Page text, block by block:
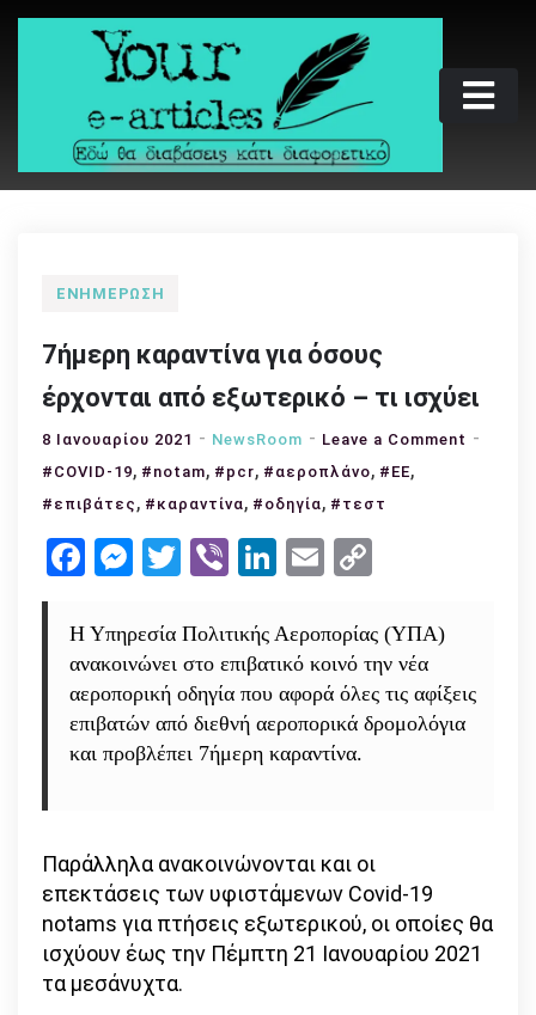
Skip
Your e-articles
Εδώ θα διαβάσεις κάτι διαφορετικό
ΕΝΗΜΈΡΩΣΗ
7ήμερη καραντίνα για όσους
έρχονται από εξωτερικό – τι ισχύει
8 Ιανουαρίου 2021 NewsRoom Leave a Comment on
τι
#COVID-19, #notam, #pcr, #αεροπλάνο, #ΕΕ,
#επιβάτες , #καραντίνα, #οδηγία, #τεστ
Facebook
Messenger
Twitter
ViberLinkedIn
Email
Η Υπηρεσία Πολιτικής Αεροπορίας (ΥΠΑ)
ανακοινώνει στο επιβατικό κοινό την νέα
αεροπορική οδηγία που αφορά όλες τις αφίξεις
επιβατών από διεθνή αεροπορικά δρομολόγια
και προβλέπει 7ήμερη καραντίνα.
Παράλληλα ανακοινώνονται και οι
επεκτάσεις των υφιστάμενων Covid-19
notams για πτήσεις εξωτερικού, οι οποίες θα
ισχύουν έως την Πέμπτη 21 Ιανουαρίου 2021
τα μεσάνυχτα.